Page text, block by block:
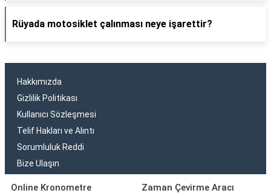
Rüyada motosiklet çalınması neye işarettir?
Hakkımızda
Gizlilik Politikası
Kullanıcı Sözleşmesi
Telif Hakları ve Alıntı
Sorumluluk Reddi
Bize Ulaşın
Online Kronometre
Zaman Çevirme Aracı